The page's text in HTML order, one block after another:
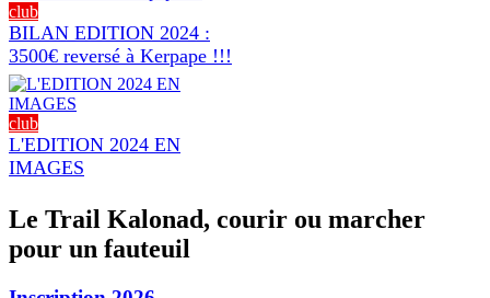
club
BILAN EDITION 2024 :
3500€ reversé à Kerpape !!!
club
L'EDITION 2024 EN
IMAGES
Le Trail Kalonad, courir ou marcher
pour un fauteuil